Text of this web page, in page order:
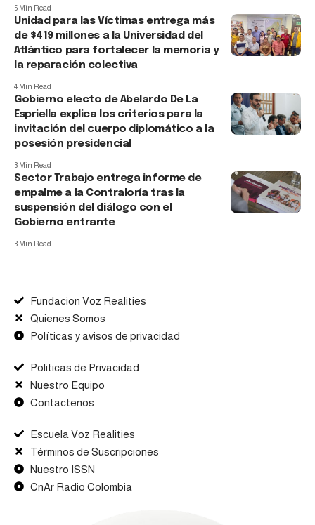
5 Min Read
Unidad para las Víctimas entrega más
de $419 millones a la Universidad del
Atlántico para fortalecer la memoria y
la reparación colectiva
4 Min Read
Gobierno electo de Abelardo De La
Espriella explica los criterios para la
invitación del cuerpo diplomático a la
posesión presidencial
3 Min Read
Sector Trabajo entrega informe de
empalme a la Contraloría tras la
suspensión del diálogo con el
Gobierno entrante
3 Min Read
Fundacion Voz Realities
Quienes Somos
Políticas y avisos de privacidad
Politicas de Privacidad
Nuestro Equipo
Contactenos
Escuela Voz Realities
Términos de Suscripciones
Nuestro ISSN
CnAr Radio Colombia